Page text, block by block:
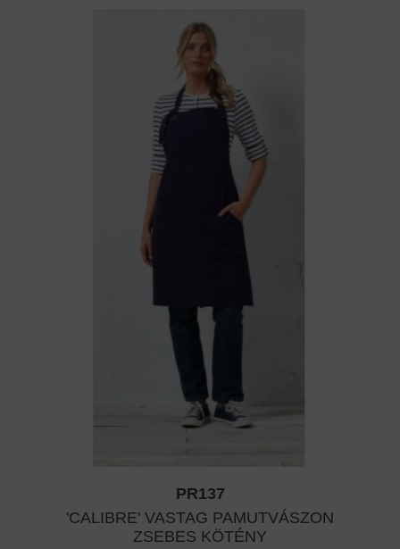
PR137
'CALIBRE' VASTAG PAMUTVÁSZON
ZSEBES KÖTÉNY